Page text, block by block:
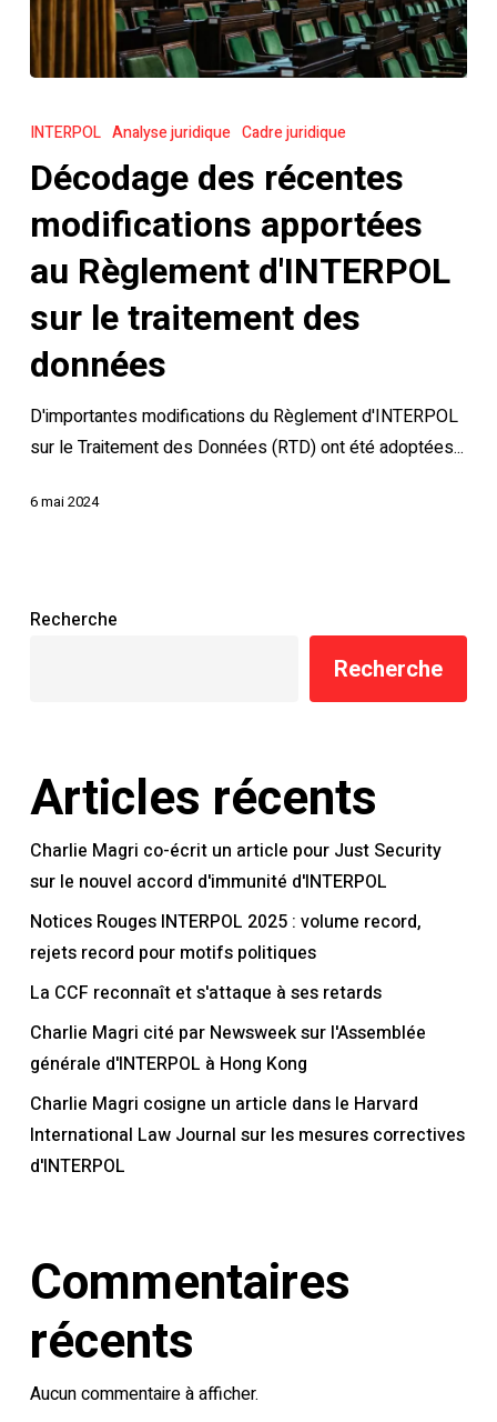
des
modifications
apportées
Règlement
d'INTERPOL
le
traitement
INTERPOL Analyse juridique Cadre juridique
Décodage des récentes
modifications apportées
au Règlement d'INTERPOL
sur le traitement des
données
D'importantes modifications du Règlement d'INTERPOL
sur le Traitement des Données (RTD) ont été adoptées...
6 mai 2024
Recherche
Recherche
Articles récents
Charlie Magri co-écrit un article pour Just Security
sur le nouvel accord d'immunité d'INTERPOL
Notices Rouges INTERPOL 2025 : volume record,
rejets record pour motifs politiques
La CCF reconnaît et s'attaque à ses retards
Charlie Magri cité par Newsweek sur l'Assemblée
générale d'INTERPOL à Hong Kong
Charlie Magri cosigne un article dans le Harvard
International Law Journal sur les mesures correctives
d'INTERPOL
Commentaires
récents
Aucun commentaire à afficher.